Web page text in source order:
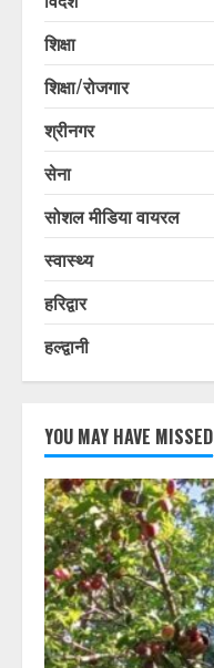
शिक्षा
शिक्षा/रोजगार
श्रीनगर
सेना
सोशल मीडिया वायरल
स्वास्थ्य
हरिद्वार
हल्द्वानी
YOU MAY HAVE MISSED